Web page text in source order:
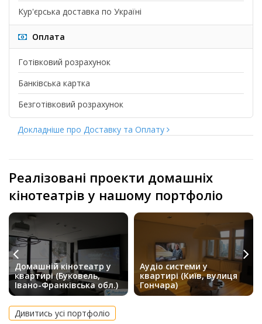
Кур'єрська доставка по Україні
Оплата
Готівковий розрахунок
Банківська картка
Безготівковий розрахунок
Докладніше про Доставку та Оплату
Реалізовані проекти домашніх
кінотеатрів у нашому портфоліо
Домашній кінотеатр у
квартирі (Буковель,
Івано-Франківська обл.)
Аудіо системи у
квартирі (Київ, вулиця
Гончара)
Дивитись усі портфоліо